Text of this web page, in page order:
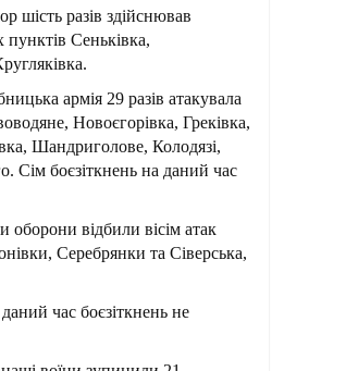
шість разів здійснював
пунктів Сеньківка,
армія 29 разів атакувала
Новоєгорівка, Греківка,
Шандриголове, Колодязі,
Сім боєзіткнень на даний час
відбили вісім атак
Серебрянки та Сіверська,
час боєзіткнень не